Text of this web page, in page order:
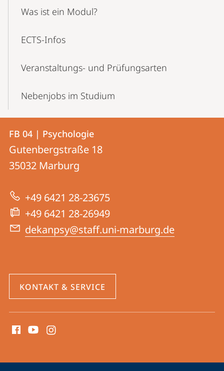
Was ist ein Modul?
ECTS-Infos
Veranstaltungs- und Prüfungsarten
Nebenjobs im Studium
Kontakt
und
Informationen
zur
Website
Kontaktinformationen
FB
04
|
Psychologie
FB 04 | Psychologie
Gutenbergstraße 18
35032 Marburg
+49 6421 28-23675
+49 6421 28-26949
dekanpsy@staff.uni-marburg.de
KONTAKT & SERVICE
Media